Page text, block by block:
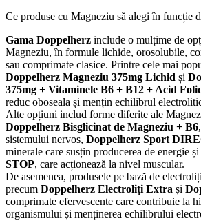
Ce produse cu Magneziu să alegi în funcție
Gama Doppelherz include o mulțime de
Magneziu, în formule lichide, orosolubile,
sau comprimate clasice. Printre cele mai
Doppelherz Magneziu 375mg Lichid și
375mg + Vitaminele B6 + B12 + Acid
reduc oboseala și mențin echilibrul
Alte opțiuni includ forme diferite ale
Doppelherz Bisglicinat de Magneziu + B6
sistemului nervos, Doppelherz Sport
minerale care susțin producerea de energie și
STOP, care acționează la nivel muscular.
De asemenea, produsele pe bază de
precum Doppelherz Electroliți Extra și
comprimate efervescente care contribuie la
organismului și menținerea echilibrului